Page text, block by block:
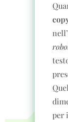
per